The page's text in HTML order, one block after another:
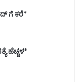
ಗೆ ಕರೆ*
ಹೆಚ್ಚಳ*